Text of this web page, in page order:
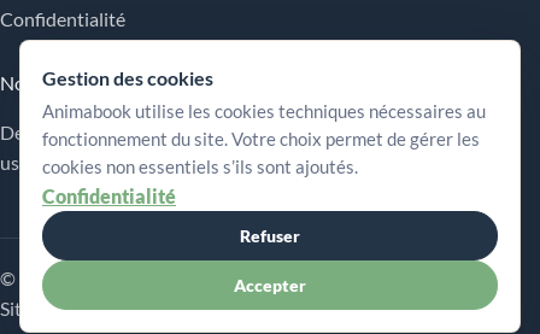
Confidentialité
Nos engagements
Des repères simples pour comparer les offres, comprendre les
usages et choisir plus sereinement.
© 2026 Animabook
Sitemap
Gestion des cookies
Animabook utilise les cookies techniques nécessaires au
fonctionnement du site. Votre choix permet de gérer les
cookies non essentiels s’ils sont ajoutés.
Confidentialité
Refuser
Accepter